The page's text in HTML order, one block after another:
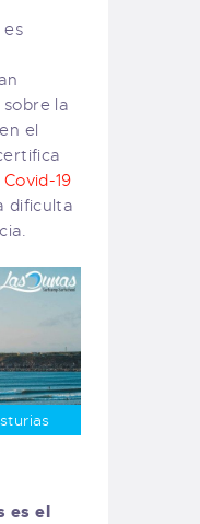
es
la
el
19
dificulta
es el